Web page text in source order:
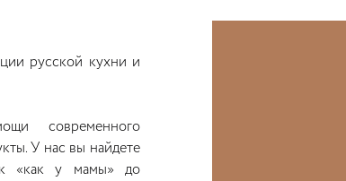
русской кухни и
современного
У нас вы найдете
«как у мамы» до